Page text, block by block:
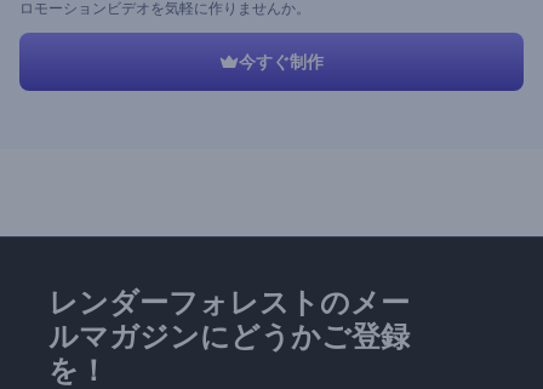
ロモーションビデオを気軽に作りませんか。
今すぐ制作
レンダーフォレストのメー
ルマガジンにどうかご登録
を！